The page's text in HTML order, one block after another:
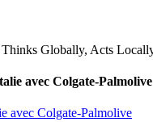
avec Colgate-Palmolive
avec Colgate-Palmolive